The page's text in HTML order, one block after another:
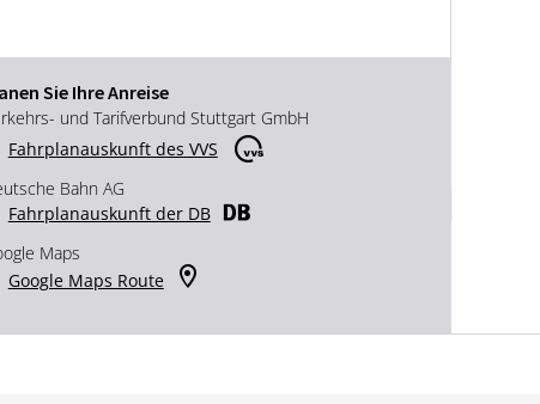
Sie Ihre Anreise
und Tarifverbund Stuttgart GmbH
Fahrplanauskunft des VVS
Bahn AG
Fahrplanauskunft der DB
Maps
Google Maps Route